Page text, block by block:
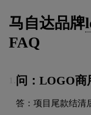
马自达品牌
FAQ
问：LOGO商
答：项目尾款结清